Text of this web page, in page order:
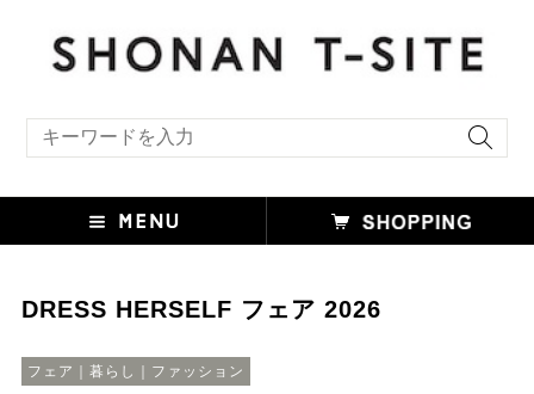
DRESS HERSELF フェア 2026
フェア｜暮らし｜ファッション